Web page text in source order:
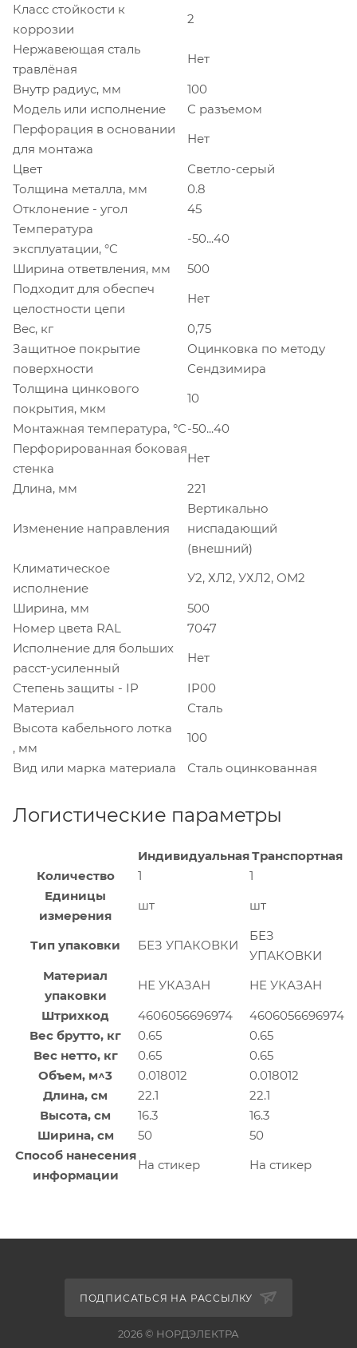
Класс стойкости к
коррозии
2
Нержавеющая сталь
травлёная
Нет
Внутр радиус, мм
100
Модель или исполнение
C разъемом
Перфорация в основании
для монтажа
Нет
Цвет
Светло-серый
Толщина металла, мм
0.8
Отклонение - угол
45
Температура
эксплуатации, °C
-50...40
Ширина ответвления, мм
500
Подходит для обеспеч
целостности цепи
Нет
Вес, кг
0,75
Защитное покрытие
поверхности
Оцинковка по методу
Сендзимира
Толщина цинкового
покрытия, мкм
10
Монтажная температура, °C-50...40
Перфорированная боковая
стенка
Нет
Длина, мм
221
Изменение направления
Вертикально
ниспадающий
(внешний)
Климатическое
исполнение
У2, ХЛ2, УХЛ2, ОМ2
Ширина, мм
500
Номер цвета RAL
7047
Исполнение для больших
расст-усиленный
Нет
Степень защиты - IP
IP00
Материал
Сталь
Высота кабельного лотка
, мм
100
Вид или марка материала
Сталь оцинкованная
Логистические параметры
ИндивидуальнаяТранспортная
Количество
1
1
Единицы
измерения
шт шт
Тип упаковки БЕЗ УПАКОВКИ
БЕЗ
УПАКОВКИ
Материал
упаковки
НЕ УКАЗАН
НЕ УКАЗАН
Штрихкод
4606056696974
4606056696974
Вес брутто, кг
0.65
0.65
Вес нетто, кг
0.65
0.65
Объем, м^3
0.018012
0.018012
Длина, см
22.1
22.1
Высота, см
16.3
16.3
Ширина, см
50
50
Способ нанесения
информации
На стикер На стикер
ПОДПИСАТЬСЯ НА РАССЫЛКУ
2026 © НОРДЭЛЕКТРА